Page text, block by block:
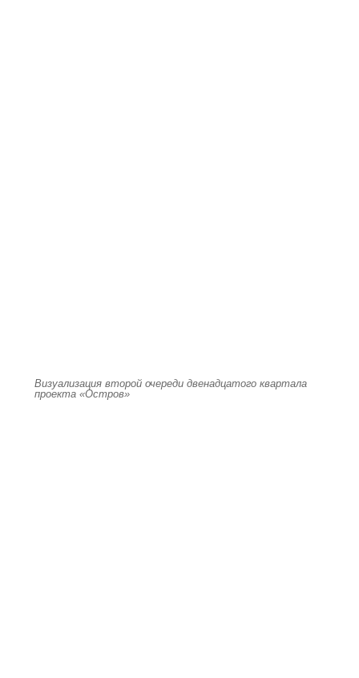
Визуализация второй очереди двенадцатого квартала
проекта «Остров»